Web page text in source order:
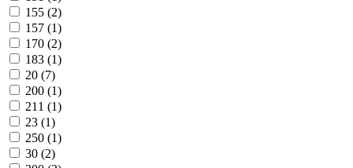
155 (2)
157 (1)
170 (2)
183 (1)
20 (7)
200 (1)
211 (1)
23 (1)
250 (1)
30 (2)